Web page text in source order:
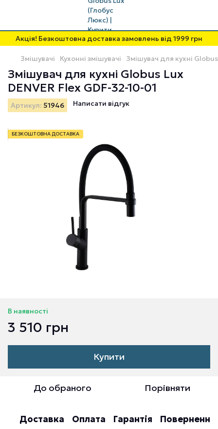
Акція! Безкоштовна доставка замовлень від 1999 грн
Змішувачі Кухонні змішувачі Змішувач для кухні
Змішувач для кухні Globus Lux
DENVER Flex GDF-32-10-01
Артикул: 51946 Написати відгук
БЕЗКОШТОВНА ДОСТАВКА
В наявності
3 510 грн
Купити
До обраного Порівняти
Доставка Оплата Гарантія Повернення